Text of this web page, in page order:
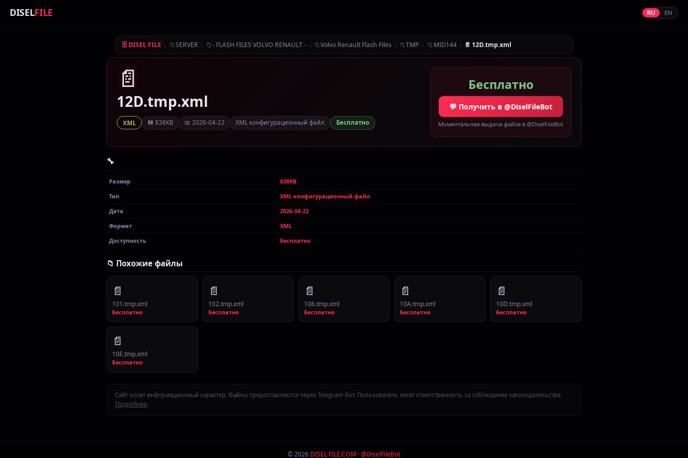
DISELFILE RU EN
🗄 DISEL FILE › 📁SERVER › 📁- FLASH FILES VOLVO RENAULT - › 📁Volvo Renault Flash Files › 📁TMP › 📁 MID144 › 📄 12D.tmp.xml
📄
12D.tmp.xml
XML 💾 838KB 📅 2026-04-22 XML конфигурационный файл Бесплатно
Бесплатно
💬 Получить в @DiselFileBot
Моментальная выдача файла в @DiselFileBot
🔧
Размер
838KB
Тип
XML конфигурационный файл
Дата
2026-04-22
Формат
XML
Доступность
Бесплатно
📁 Похожие файлы
📄
101.tmp.xml
Бесплатно
📄
102.tmp.xml
Бесплатно
📄
106.tmp.xml
Бесплатно
📄
10A.tmp.xml
Бесплатно
📄
10D.tmp.xml
Бесплатно
📄
10E.tmp.xml
Бесплатно
Сайт носит информационный характер. Файлы предоставляются через Telegram-бот. Пользователь несёт ответственность за соблюдение законодательства.
Подробнее.
© 2026 DISEL FILE.COM ·@DiselFileBot